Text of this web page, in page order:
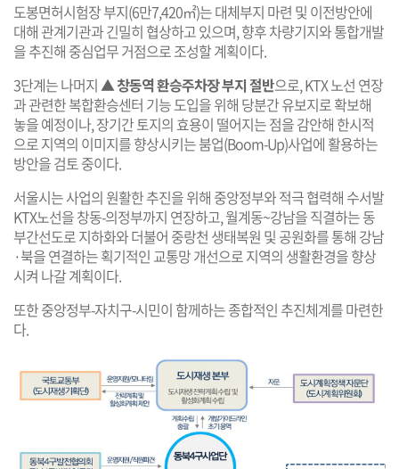
도봉면허시험장 부지(6만7,420㎡)는 대체부지 마련 및 이전방안에
대해 관계기관과 긴밀히 협상하고 있으며, 향후 차량기지와 통합개발
을 추진해 중심업무 거점으로 조성할 계획이다.
3단계는 나머지▲ 창동역 환승주차장 부지 절반으로, KTX 노선 연장
과 관련한 복합환승센터 기능 도입을 위해 당분간 유보지로 확보해
놓을 예정이나, 장기간 토지의 효용이 떨어지는 점을 감안해 한시적
으로 지역의 이미지를 향상시키는 붐업(Boom-Up)사업에 활용하는
방안을 검토 중이다.
서울시는 사업의 원활한 추진을 위해 중앙정부와 적극 협력해 수서발
KTX노선을 창동-의정부까지 연장하고, 월계동~강남을 직결하는 동
부간선도로 지하화와 더불어 중랑천 생태복원 및 공원화를 통해 강남
·북을 연결하는 획기적인 교통망 개선으로 지역의 생활환경을 향상
시켜 나갈 계획이다.
또한 중앙정부-자치구-시민이 함께하는 종합적인 추진체계를 마련한
다.